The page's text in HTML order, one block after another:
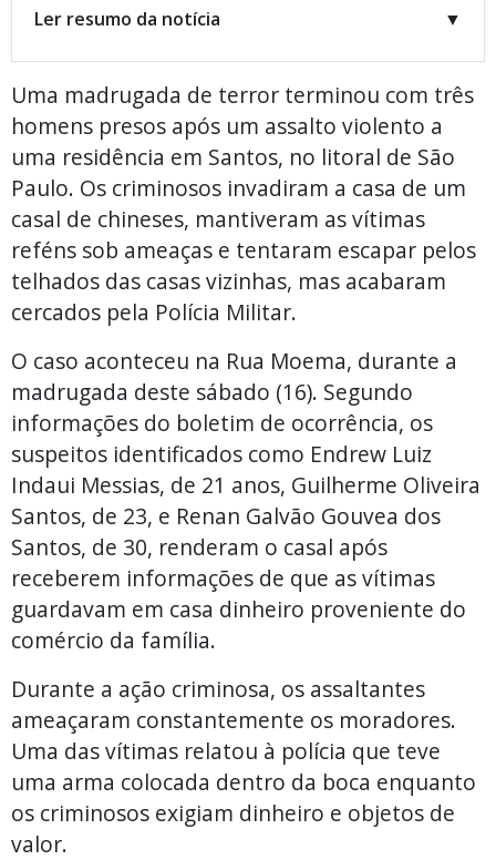
Ler resumo da notícia ▼
Uma madrugada de terror terminou com três
homens presos após um assalto violento a
uma residência em Santos, no litoral de São
Paulo. Os criminosos invadiram a casa de um
casal de chineses, mantiveram as vítimas
reféns sob ameaças e tentaram escapar pelos
telhados das casas vizinhas, mas acabaram
cercados pela Polícia Militar.
O caso aconteceu na Rua Moema, durante a
madrugada deste sábado (16). Segundo
informações do boletim de ocorrência, os
suspeitos identificados como Endrew Luiz
Indaui Messias, de 21 anos, Guilherme Oliveira
Santos, de 23, e Renan Galvão Gouvea dos
Santos, de 30, renderam o casal após
receberem informações de que as vítimas
guardavam em casa dinheiro proveniente do
comércio da família.
Durante a ação criminosa, os assaltantes
ameaçaram constantemente os moradores.
Uma das vítimas relatou à polícia que teve
uma arma colocada dentro da boca enquanto
os criminosos exigiam dinheiro e objetos de
valor.